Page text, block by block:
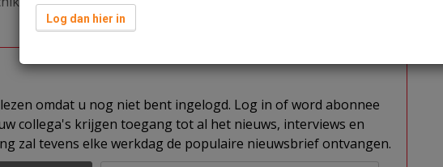
omdat u nog niet bent ingelogd. Log in of word abonnee
collega's krijgen toegang tot al het nieuws, interviews en
zal tevens elke werkdag de populaire nieuwsbrief ontvangen.
Log dan hier in